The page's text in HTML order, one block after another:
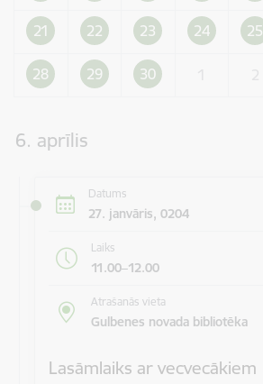
21 22 23 24 25
28 29 30
6. aprīlis
Datums
27. janvāris, 0204
Laiks
11.00–12.00
Atrašanās vieta
Gulbenes novada bibliotēka
Lasāmlaiks ar vecvecākiem